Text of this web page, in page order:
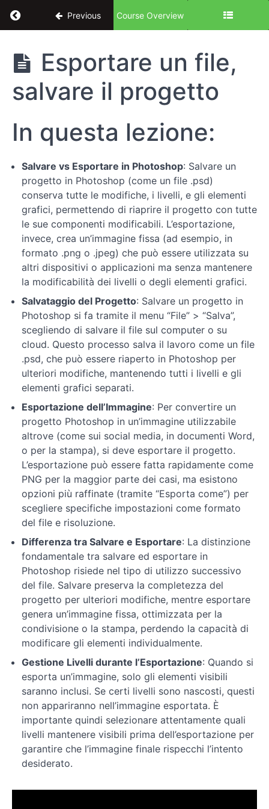
Return to course: Introduzione a Photoshop
Previous Course Overview
Introduzione
a Photoshop
per Designer
UX/UI: le
basi
Introduzione
Conosciamo
Photoshop
Fondamenti
dell'editing
base
di
ritocco
correzione
Avanzamento
nell'editing
manipolazione
delle
immagini
Tecniche
editing
avanzate
Esportare un file,
salvare il progetto
In questa lezione:
Salvare vs Esportare in Photoshop: Salvare un
progetto in Photoshop (come un file .psd)
conserva tutte le modifiche, i livelli, e gli elementi
grafici, permettendo di riaprire il progetto con tutte
le sue componenti modificabili. L’esportazione,
invece, crea un’immagine fissa (ad esempio, in
formato .png o .jpeg) che può essere utilizzata su
altri dispositivi o applicazioni ma senza mantenere
la modificabilità dei livelli o degli elementi grafici.
Salvataggio del Progetto: Salvare un progetto in
Photoshop si fa tramite il menu “File” > “Salva”,
scegliendo di salvare il file sul computer o su
cloud. Questo processo salva il lavoro come un file
.psd, che può essere riaperto in Photoshop per
ulteriori modifiche, mantenendo tutti i livelli e gli
elementi grafici separati.
Esportazione dell’Immagine: Per convertire un
progetto Photoshop in un’immagine utilizzabile
altrove (come sui social media, in documenti Word,
o per la stampa), si deve esportare il progetto.
L’esportazione può essere fatta rapidamente come
PNG per la maggior parte dei casi, ma esistono
opzioni più raffinate (tramite “Esporta come”) per
scegliere specifiche impostazioni come formato
del file e risoluzione.
Differenza tra Salvare e Esportare: La distinzione
fondamentale tra salvare ed esportare in
Photoshop risiede nel tipo di utilizzo successivo
del file. Salvare preserva la completezza del
progetto per ulteriori modifiche, mentre esportare
genera un’immagine fissa, ottimizzata per la
condivisione o la stampa, perdendo la capacità di
modificare gli elementi individualmente.
Gestione Livelli durante l’Esportazione: Quando si
esporta un’immagine, solo gli elementi visibili
saranno inclusi. Se certi livelli sono nascosti, questi
non appariranno nell’immagine esportata. È
importante quindi selezionare attentamente quali
livelli mantenere visibili prima dell’esportazione per
garantire che l’immagine finale rispecchi l’intento
desiderato.